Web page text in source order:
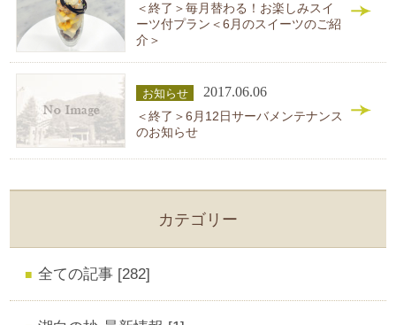
＜終了＞毎月替わる！お楽しみスイ
ーツ付プラン＜6月のスイーツのご紹
介＞
お知らせ 2017.06.06
＜終了＞6月12日サーバメンテナンス
のお知らせ
カテゴリー
全ての記事 [282]